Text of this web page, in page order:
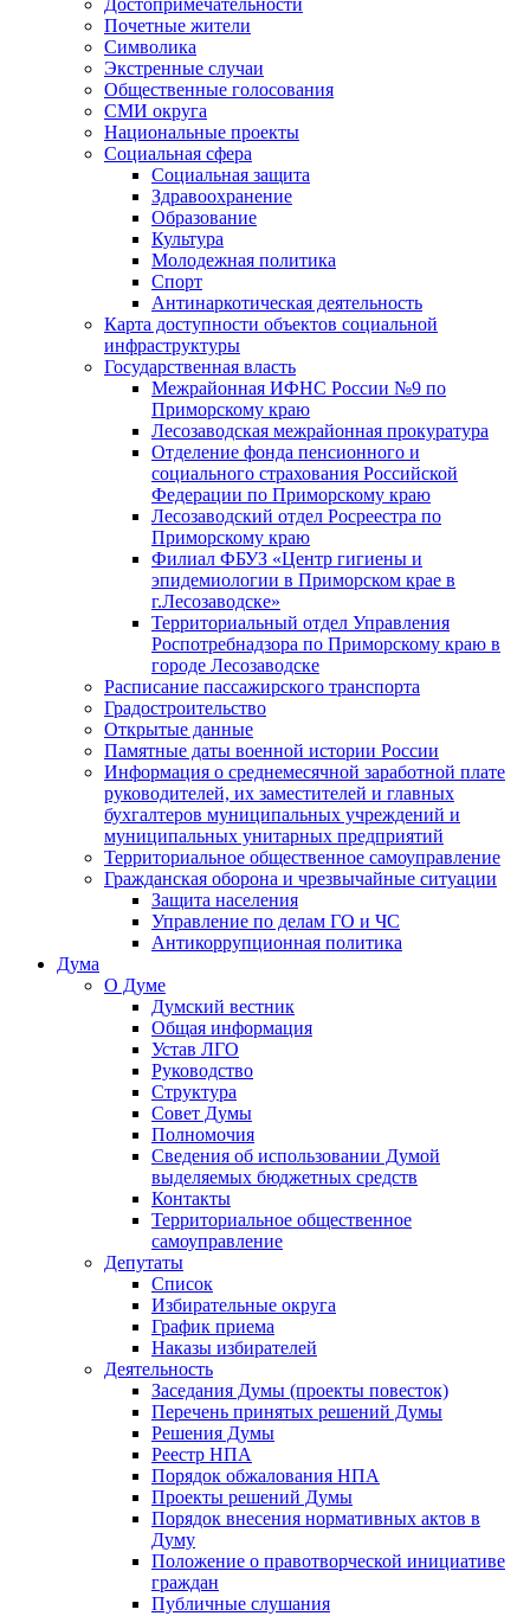
Достопримечательности
Почетные жители
Символика
Экстренные случаи
Общественные голосования
СМИ округа
Национальные проекты
Социальная сфера
Социальная защита
Здравоохранение
Образование
Культура
Молодежная политика
Спорт
Антинаркотическая деятельность
Карта доступности объектов социальной
инфраструктуры
Государственная власть
Межрайонная ИФНС России №9 по
Приморскому краю
Лесозаводская межрайонная прокуратура
Отделение фонда пенсионного и
социального страхования Российской
Федерации по Приморскому краю
Лесозаводский отдел Росреестра по
Приморскому краю
Филиал ФБУЗ «Центр гигиены и
эпидемиологии в Приморском крае в
г.Лесозаводске»
Территориальный отдел Управления
Роспотребнадзора по Приморскому краю в
городе Лесозаводске
Расписание пассажирского транспорта
Градостроительство
Открытые данные
Памятные даты военной истории России
Информация о среднемесячной заработной плате
руководителей, их заместителей и главных
бухгалтеров муниципальных учреждений и
муниципальных унитарных предприятий
Территориальное общественное самоуправление
Гражданская оборона и чрезвычайные ситуации
Защита населения
Управление по делам ГО и ЧС
Антикоррупционная политика
Дума
О Думе
Думский вестник
Общая информация
Устав ЛГО
Руководство
Структура
Совет Думы
Полномочия
Сведения об использовании Думой
выделяемых бюджетных средств
Контакты
Территориальное общественное
самоуправление
Депутаты
Список
Избирательные округа
График приема
Наказы избирателей
Деятельность
Заседания Думы (проекты повесток)
Перечень принятых решений Думы
Решения Думы
Реестр НПА
Порядок обжалования НПА
Проекты решений Думы
Порядок внесения нормативных актов в
Думу
Положение о правотворческой инициативе
граждан
Публичные слушания